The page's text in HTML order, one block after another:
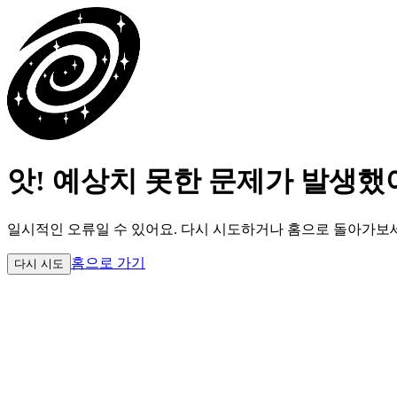
앗! 예상치 못한 문제가 발생했
일시적인 오류일 수 있어요. 다시 시도하거나 홈으로 돌아가보
다시 시도 홈으로 가기